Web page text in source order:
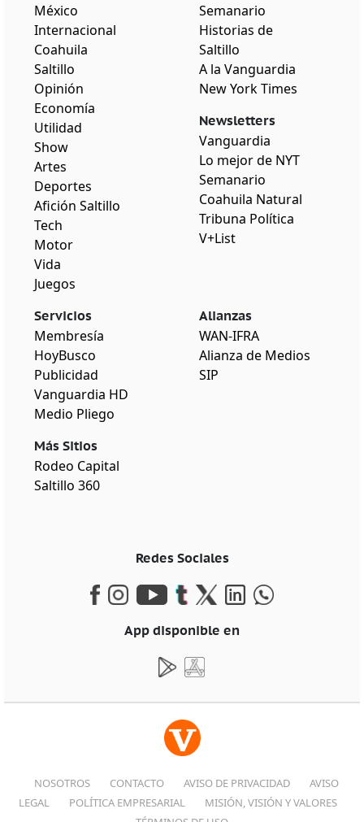
México
Internacional
Coahuila
Saltillo
Opinión
Economía
Utilidad
Show
Artes
Deportes
Afición Saltillo
Tech
Motor
Vida
Juegos
Semanario
Historias de
Saltillo
A la Vanguardia
New York Times
Newsletters
Vanguardia
Lo mejor de NYT
Semanario
Coahuila Natural
Tribuna Política
V+List
Servicios
Membresía
HoyBusco
Publicidad
Vanguardia HD
Medio Pliego
Más Sitios
Rodeo Capital
Saltillo 360
Alianzas
WAN-IFRA
Alianza de Medios
SIP
Redes Sociales
App disponible en
NOSOTROS CONTACTO AVISO DE PRIVACIDAD
AVISO
LEGAL
POLÍTICA EMPRESARIAL
MISIÓN, VISIÓN Y VALORES